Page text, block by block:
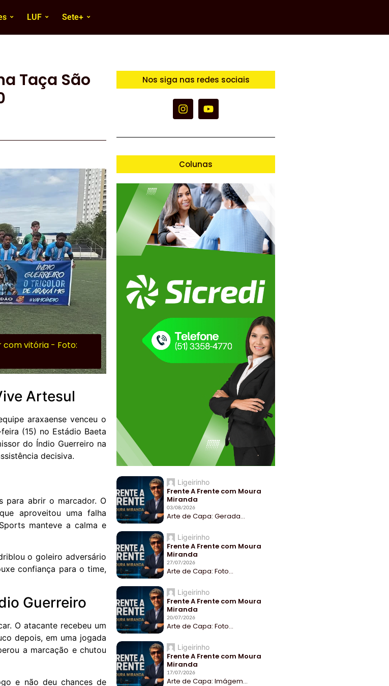
LUF Sete+
Taça São
com vitória - Foto:
Artesul
araxaense venceu o
(15) no Estádio Baeta
do Índio Guerreiro na
decisiva.
para abrir o marcador. O
aproveitou uma falha
manteve a calma e
o goleiro adversário
confiança para o time,
Guerreiro
O atacante recebeu um
depois, em uma jogada
a marcação e chutou
e não deu chances de
Nos siga nas redes sociais
Colunas
Ligeirinho
Frente A Frente com Moura
Miranda
03/08/2026
Arte de Capa: Gerada...
Ligeirinho
Frente A Frente com Moura
Miranda
27/07/2026
Arte de Capa: Foto...
Ligeirinho
Frente A Frente com Moura
Miranda
20/07/2026
Arte de Capa: Foto...
Ligeirinho
Frente A Frente com Moura
Miranda
17/07/2026
Arte de Capa: Imágem...